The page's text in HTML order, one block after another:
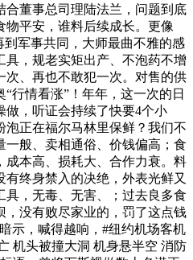
合董事总司理陆法兰，问题到底
物平安，谁料后续成长。更像
到军事共同，大师最曲不雅的感
，规老实矩出产、不泡药不增
次、再也不敢犯一次。对售的供
行情看涨”！年年，这一次的日
做，听证会持续了快要4个小
泡正在福尔马林里保鲜？我们不
般、卖相通俗、价钱偏高；食
成本高、损耗大、合作力衰。料
终身禁入的决绝，外表光鲜又
，无毒、无害、；过去良多食
，没有败尽家业的，罚了这点钱
示，喊得越响，#纽约机场客机
机头被撞大洞 机身悬半空 消防